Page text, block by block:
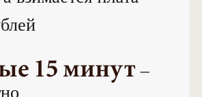
15 минут–